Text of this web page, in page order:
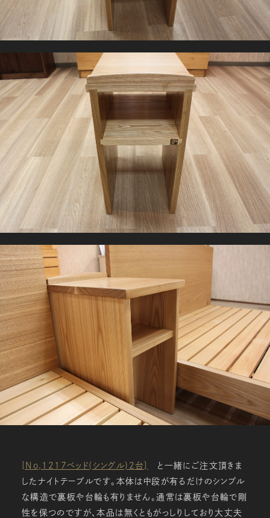
[No,1217ベッド(シングル)2台] と一緒にご注文頂きま
したナイトテーブルです。本体は中段が有るだけのシンプル
な構造で裏板や台輪も有りません。通常は裏板や台輪で剛
性を保つのですが、本品は無くともがっしりしており大丈夫